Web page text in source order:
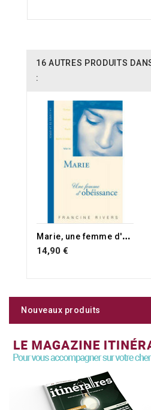
16 AUTRES PRODUITS
:
M
arie, une femme d'obéissance
14,90 €
Nouveaux produits